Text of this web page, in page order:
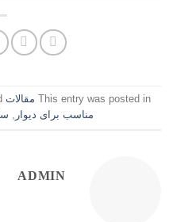
This entry was posted in مقالات
مناسب برای دیوار ,
ADMIN